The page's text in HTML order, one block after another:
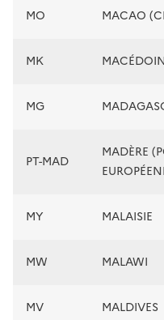
MO MACAO
MK
MG
PT-MAD
MADÈRE
MY MALAISIE
MW MALAWI
MV MALDIVES